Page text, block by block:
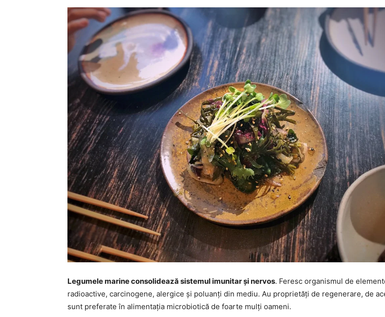
Legumele marine consolidează sistemul imunitar și nervos. Feresc organismul de
radioactive, carcinogene, alergice și poluanți din mediu. Au proprietăți de regenerare, de
sunt preferate în alimentația microbiotică de foarte mulți oameni.